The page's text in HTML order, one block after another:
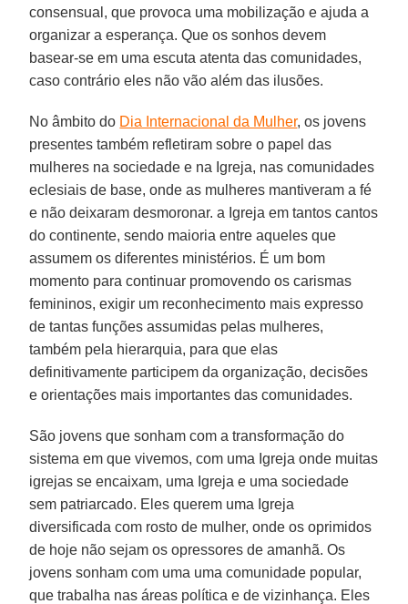
consensual, que provoca uma mobilização e ajuda a
organizar a esperança. Que os sonhos devem
basear-se em uma escuta atenta das comunidades,
caso contrário eles não vão além das ilusões.
No âmbito do Dia Internacional da Mulher, os jovens
presentes também refletiram sobre o papel das
mulheres na sociedade e na Igreja, nas comunidades
eclesiais de base, onde as mulheres mantiveram a fé
e não deixaram desmoronar. a Igreja em tantos cantos
do continente, sendo maioria entre aqueles que
assumem os diferentes ministérios. É um bom
momento para continuar promovendo os carismas
femininos, exigir um reconhecimento mais expresso
de tantas funções assumidas pelas mulheres,
também pela hierarquia, para que elas
definitivamente participem da organização, decisões
e orientações mais importantes das comunidades.
São jovens que sonham com a transformação do
sistema em que vivemos, com uma Igreja onde muitas
igrejas se encaixam, uma Igreja e uma sociedade
sem patriarcado. Eles querem uma Igreja
diversificada com rosto de mulher, onde os oprimidos
de hoje não sejam os opressores de amanhã. Os
jovens sonham com uma uma comunidade popular,
que trabalha nas áreas política e de vizinhança. Eles